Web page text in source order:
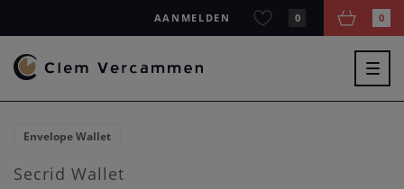
AANMELDEN 0 0
Envelope Wallet
Secrid Wallet